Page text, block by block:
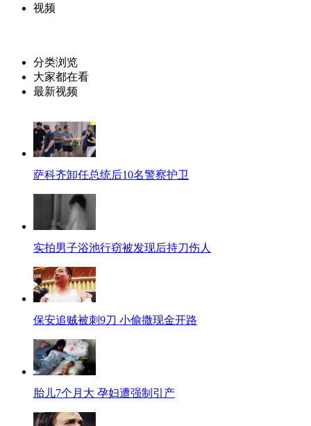
视频
分类浏览
大家都在看
最新视频
萨科齐卸任总统后10名警察护卫
实拍男子浴池行窃被发现后持刀伤人
保安追贼被刺9刀 小偷撒现金开路
胎儿7个月大 孕妇遭强制引产